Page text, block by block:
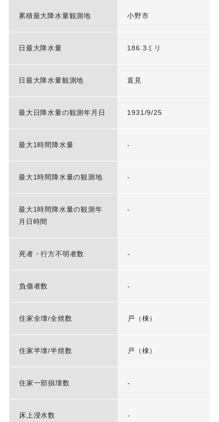
累積最大降水量観測地 小野市
日最大降水量 186.3ミリ
日最大降水量観測地 直見
最大日降水量の観測年月日 1931/9/25
最大1時間降水量 -
最大1時間降水量の観測地 -
最大1時間降水量の観測年
月日時間
-
死者・行方不明者数 -
負傷者数 -
住家全壊/全焼数 戸（棟）
住家半壊/半焼数 戸（棟）
住家一部損壊数 -
床上浸水数 -